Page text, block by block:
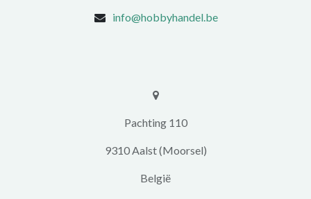
info@hobbyhandel.be
​​Pachting 110
9310 Aalst (Moorsel)
​België